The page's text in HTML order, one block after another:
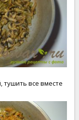
тушить все вместе